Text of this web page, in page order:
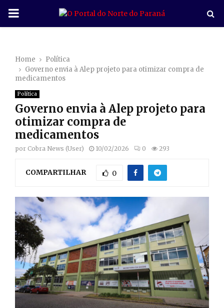
P
M
A
R
M
E
N
U
Home
Política
Governo envia à Alep projeto para otimizar compra de
medicamentos
Política
Governo envia à Alep projeto para
otimizar compra de
medicamentos
por Cobra News (User) 10/02/2026 0 293
COMPARTILHAR 0